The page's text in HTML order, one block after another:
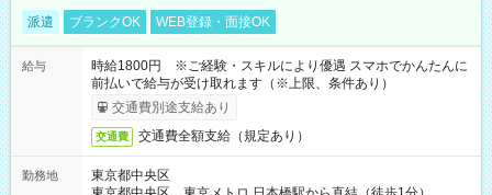
派遣 ブランクOK WEB登録・面接OK
給与
時給1800円 ※ご経験・スキルにより優遇 スマホでかんたんに
前払いで給与が受け取れます（※上限、条件あり）
交通費別途支給あり
交通費 交通費全額支給（規定あり）
勤務地
東京都中央区